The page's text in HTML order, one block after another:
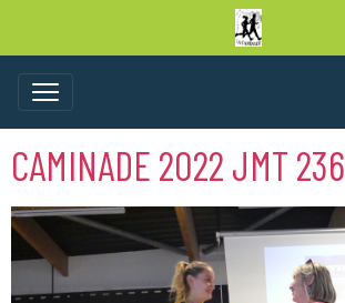
CAMINADE 2022 JMT 236